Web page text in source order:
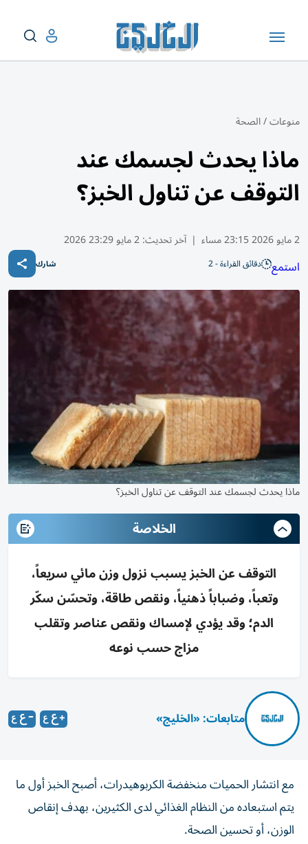
منوعات/الصحة
ماذا يحدث لجسمك عند
التوقف عن تناول الخبز؟
2 مايو 2026 23:15 مساء | آخر تحديث:2 مايو 23:29 2026
استمع دقائق القراءة - 2 شارك
ماذا يحدث لجسمك عند التوقف عن تناول الخبز؟
الخلاصة
التوقف عن الخبز يسبب نزول وزن مائي سريعاً،
وتعباً، وضباباً ذهنياً، ونقص طاقة، وتحسّن سكّر
الدم؛ وقد يؤدي لإمساك ونقص عناصر وتقلب
مزاج حسب نوعه
متابعات: «الخليج»
مع انتشار الحميات منخفضة الكربوهيدرات، أصبح الخبز أول ما
يتم استبعاده من النظام الغذائي لدى الكثيرين، بهدف إنقاص
الوزن، أو تحسين الصحة.